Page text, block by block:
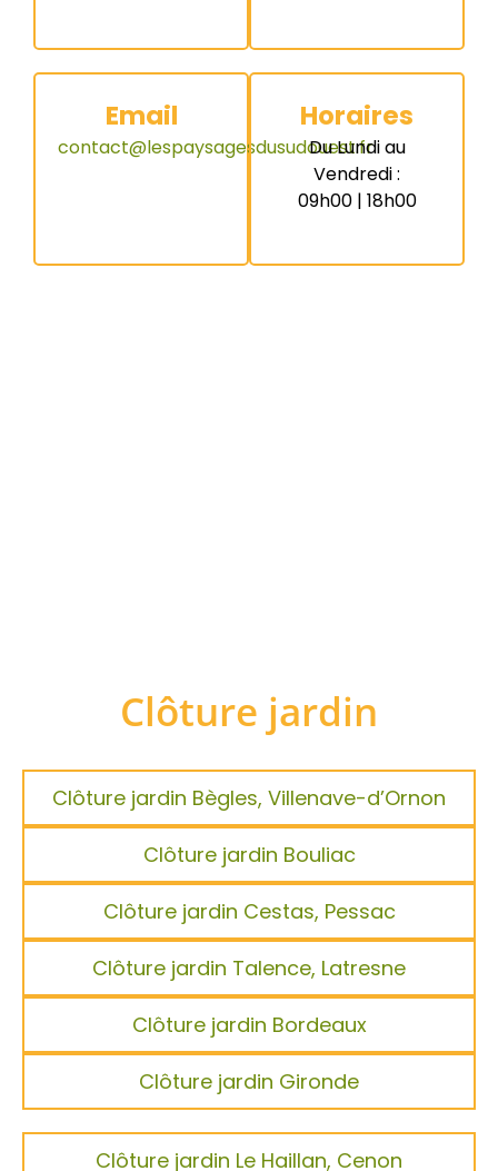
Email
contact@lespaysagesdusudouest.fr
Horaires
Du Lundi au
Vendredi :
09h00 | 18h00
Clôture jardin
Clôture jardin Bègles, Villenave-d’Ornon
Clôture jardin Bouliac
Clôture jardin Cestas, Pessac
Clôture jardin Talence, Latresne
Clôture jardin Bordeaux
Clôture jardin Gironde
Clôture jardin Le Haillan, Cenon